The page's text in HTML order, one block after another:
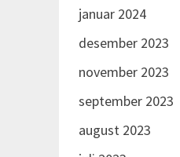
januar 2024
desember 2023
november 2023
september 2023
august 2023